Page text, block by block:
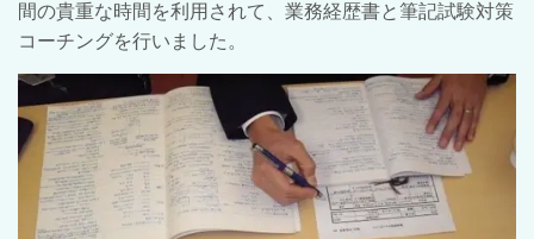
間の貴重な時間を利用されて、業務経歴書と筆記試験対策
コーチングを行いました。